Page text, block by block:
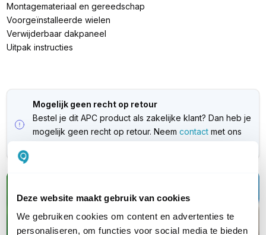
Deze website maakt gebruik van cookies
We gebruiken cookies om content en advertenties te
personaliseren, om functies voor social media te bieden
Montagemateriaal en gereedschap
Voorgeïnstalleerde wielen
Verwijderbaar dakpaneel
Uitpak instructies
Mogelijk geen recht op retour
Bestel je dit APC product als zakelijke klant? Dan heb je
mogelijk geen recht op retour. Neem contactmet ons
Kwalitatieve
(nood)stroomapparatuur